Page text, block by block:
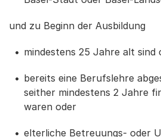
und zu Beginn der Ausbildung
mindestens 25 Jahre alt sind
bereits eine Berufslehre
seither mindestens 2 Jahre
waren oder
elterliche Betreuungs- oder